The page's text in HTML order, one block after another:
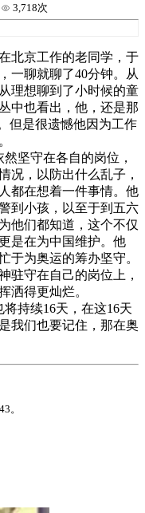
3,718次
北京工作的老同学，于
一聊就聊了40分钟。从
理想聊到了小时候的童
中也看出，他，还是那
但是很遗憾他因为工作
坚守在各自的岗位，
况，以防出什么乱子，
都在想着一件事情。他
到小孩，以至于到五六
他们都知道，这个不仅
是在为中国维护。他
于为奥运的筹办坚守。
驻守在自己的岗位上，
洒得更灿烂。
持续16天，在这16天
我们也要记住，那在奥
。